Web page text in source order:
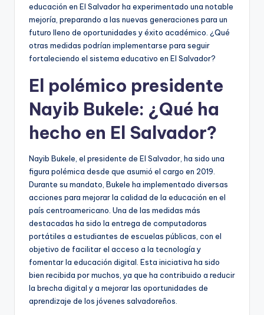
educación en El Salvador ha experimentado una notable
mejoría, preparando a las nuevas generaciones para un
futuro lleno de oportunidades y éxito académico. ¿Qué
otras medidas podrían implementarse para seguir
fortaleciendo el sistema educativo en El Salvador?
El polémico presidente
Nayib Bukele: ¿Qué ha
hecho en El Salvador?
Nayib Bukele, el presidente de El Salvador, ha sido una
figura polémica desde que asumió el cargo en 2019.
Durante su mandato, Bukele ha implementado diversas
acciones para mejorar la calidad de la educación en el
país centroamericano. Una de las medidas más
destacadas ha sido la entrega de computadoras
portátiles a estudiantes de escuelas públicas, con el
objetivo de facilitar el acceso a la tecnología y
fomentar la educación digital. Esta iniciativa ha sido
bien recibida por muchos, ya que ha contribuido a reducir
la brecha digital y a mejorar las oportunidades de
aprendizaje de los jóvenes salvadoreños.